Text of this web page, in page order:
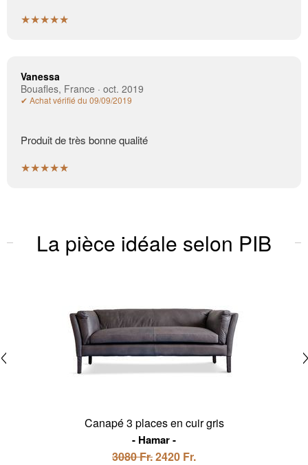
★★★★★
Vanessa
Bouafles, France · oct. 2019
✔ Achat vérifié du 09/09/2019
Produit de très bonne qualité
★★★★★
La pièce idéale selon PIB
Canapé 3 places en cuir gris
Hamar
3080 Fr.2420 Fr.